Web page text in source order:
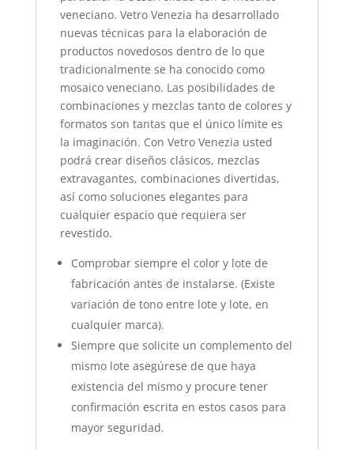
veneciano. Vetro Venezia ha desarrollado
nuevas técnicas para la elaboración de
productos novedosos dentro de lo que
tradicionalmente se ha conocido como
mosaico veneciano. Las posibilidades de
combinaciones y mezclas tanto de colores y
formatos son tantas que el único límite es
la imaginación. Con Vetro Venezia usted
podrá crear diseños clásicos, mezclas
extravagantes, combinaciones divertidas,
así como soluciones elegantes para
cualquier espacio que requiera ser
revestido.
Comprobar siempre el color y lote de
fabricación antes de instalarse. (Existe
variación de tono entre lote y lote, en
cualquier marca).
Siempre que solicite un complemento del
mismo lote asegúrese de que haya
existencia del mismo y procure tener
confirmación escrita en estos casos para
mayor seguridad.